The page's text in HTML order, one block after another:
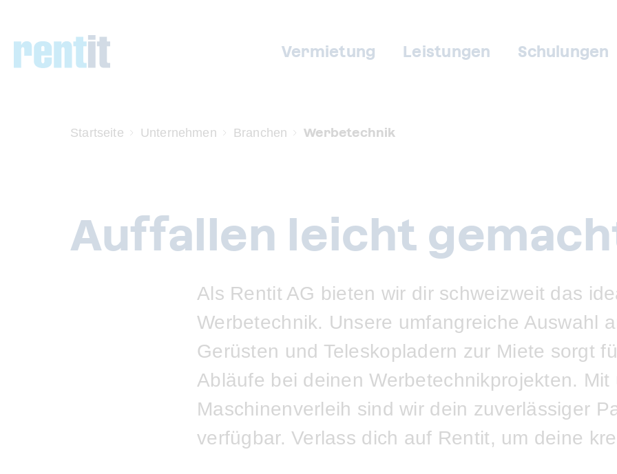
Vermietung Leistungen Schulungen
Startseite Unternehmen Branchen Werbetechnik
Auffallen leicht
Als Rentit AG bieten wir dir schweizweit das
Werbetechnik. Unsere umfangreiche Auswahl
Gerüsten und Teleskopladern zur Miete sorgt
Abläufe bei deinen Werbetechnikprojekten.
Maschinenverleih sind wir dein zuverlässiger
verfügbar. Verlass dich auf Rentit, um deine